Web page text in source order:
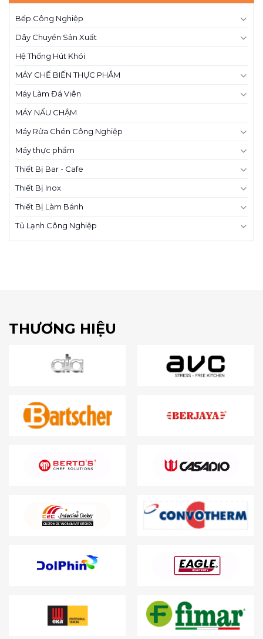
Bếp Công Nghiệp
Dây Chuyền Sản Xuất
Hệ Thống Hút Khói
MÁY CHẾ BIẾN THỰC PHẨM
Máy Làm Đá Viên
MÁY NẤU CHẬM
Máy Rửa Chén Công Nghiệp
Máy thực phẩm
Thiết Bị Bar - Cafe
Thiết Bị Inox
Thiết Bị Làm Bánh
Tủ Lạnh Công Nghiệp
THƯƠNG HIỆU